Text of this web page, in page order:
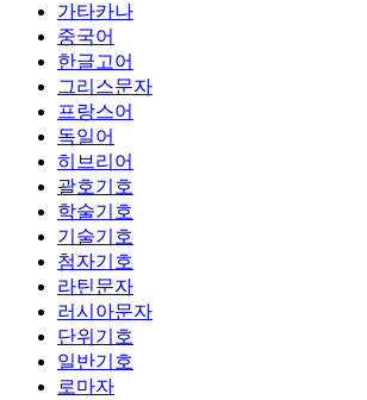
가타카나
중국어
한글고어
그리스문자
프랑스어
독일어
히브리어
괄호기호
학술기호
기술기호
첨자기호
라틴문자
러시아문자
단위기호
일반기호
로마자